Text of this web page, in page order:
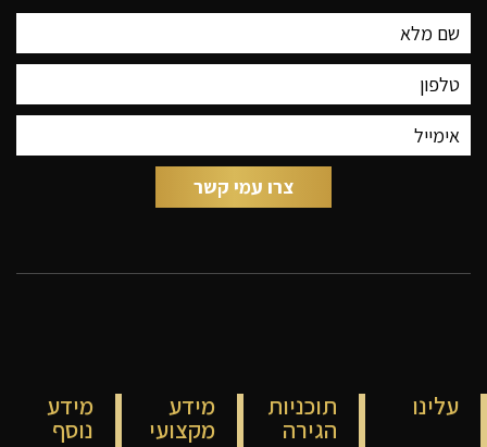
עלינו תוכניות
הגירה
מידע
מקצועי
מידע
נוסף